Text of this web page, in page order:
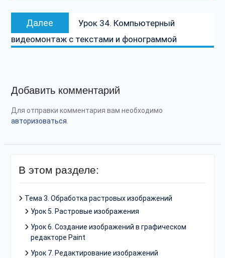
Далее
запись:
Урок 34. Компьютерный
видеомонтаж с текстами и фонограммой
Добавить комментарий
Для отправки комментария вам необходимо
авторизоваться
В этом разделе:
Тема 3. Обработка растровых изображений
Урок 5. Растровые изображения
Урок 6. Создание изображений в графическом
редакторе Paint
Урок 7. Редактирование изображений